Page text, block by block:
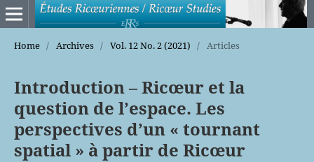
Home / Archives / Vol. 12 No. 2 (2021) / Articles
Introduction – Ricœur et la
question de l’espace. Les
perspectives d’un « tournant
spatial » à partir de Ricœur